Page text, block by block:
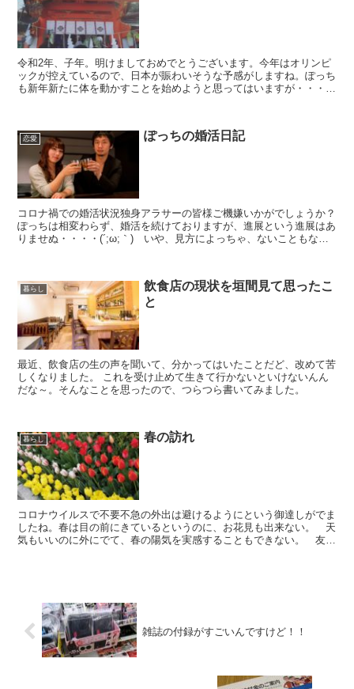
令和2年、子年。明けましておめでとうございます。今年はオリンピ
ックが控えているので、日本が賑わいそうな予感がしますね。ぽっち
も新年新たに体を動かすことを始めようと思ってはいますが・・・ど
恋愛 ぽっちの婚活日記
コロナ禍での婚活状況独身アラサーの皆様ご機嫌いかがでしょうか？
ぽっちは相変わらず、婚活を続けておりますが、進展という進展はあ
りませぬ・・・・(´;ω;｀) いや、見方によっちゃ、ないこともない
暮らし
飲食店の現状を垣間見て思ったこ
と
最近、飲食店の生の声を聞いて、分かってはいたことだど、改めて苦
しくなりました。 これを受け止めて生きて行かないといけないんん
だな～。そんなことを思ったので、つらつら書いてみました。
暮らし 春の訪れ
コロナウイルスで不要不急の外出は避けるようにという御達しがでま
したね。春は目の前にきているというのに、お花見も出来ない。 天
気もいいのに外にでて、春の陽気を実感することもできない。 友達
雑誌の付録がすごいんですけど！！